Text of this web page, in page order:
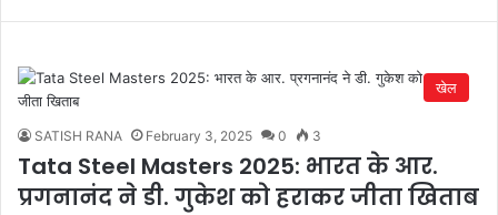
खेल
SATISH RANA February 3, 2025 0 3
Tata Steel Masters 2025: भारत के आर.
प्रगनानंद ने डी. गुकेश को हराकर जीता खिताब